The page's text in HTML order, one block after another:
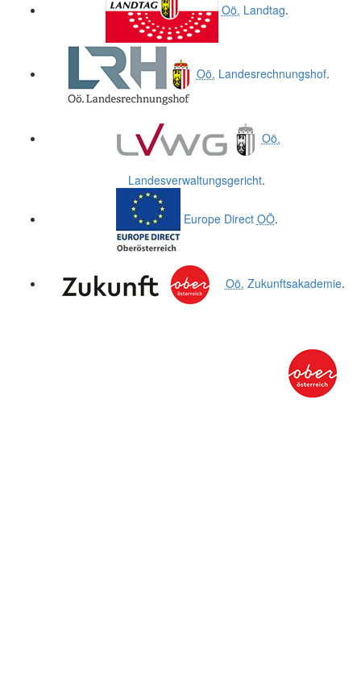
Oö. Landtag.
Oö. Landesrechnungshof.
Oö.
Landesverwaltungsgericht.
Europe Direct OÖ.
Oö. Zukunftsakademie.